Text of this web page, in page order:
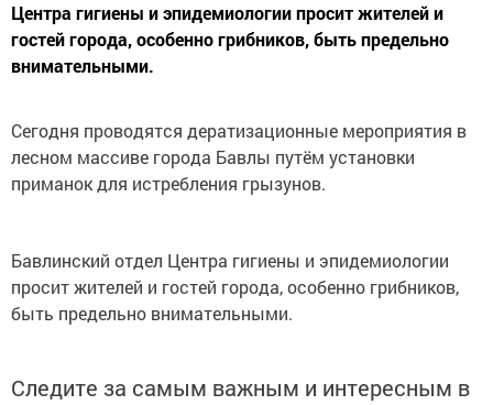
Центра гигиены и эпидемиологии просит жителей и
гостей города, особенно грибников, быть предельно
внимательными.
Сегодня проводятся дератизационные мероприятия в
лесном массиве города Бавлы путём установки
приманок для истребления грызунов.
Бавлинский отдел Центра гигиены и эпидемиологии
просит жителей и гостей города, особенно грибников,
быть предельно внимательными.
Следите за самым важным и интересным в